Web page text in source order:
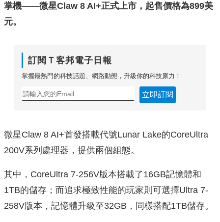
掌機——微星Claw 8 AI+正式上市，起售價格為899美
元。
訂閱Ｔ客邦電子日報
掌握最熱門的科技話題、網路動態，升級你的科技原力！
立即訂閱
微星Claw 8 AI+首發搭載代號Lunar Lake的CoreUltra
200V系列處理器，提供兩個組態。
其中，CoreUltra 7-256V版本搭載了16GB記憶體和
1TB的儲存；而追求極致性能的玩家則可選擇Ultra 7-
258V版本，記憶體升級至32GB，同樣搭配1TB儲存。